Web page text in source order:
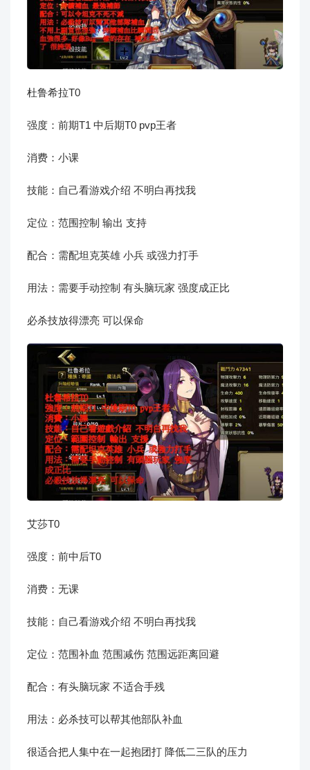
杜鲁希拉T0
强度：前期T1 中后期T0 pvp王者
消费：小课
技能：自己看游戏介绍 不明白再找我
定位：范围控制 输出 支持
配合：需配坦克英雄 小兵 或强力打手
用法：需要手动控制 有头脑玩家 强度成正比
必杀技放得漂亮 可以保命
艾莎T0
强度：前中后T0
消费：无课
技能：自己看游戏介绍 不明白再找我
定位：范围补血 范围减伤 范围远距离回避
配合：有头脑玩家 不适合手残
用法：必杀技可以帮其他部队补血
很适合把人集中在一起抱团打 降低二三队的压力